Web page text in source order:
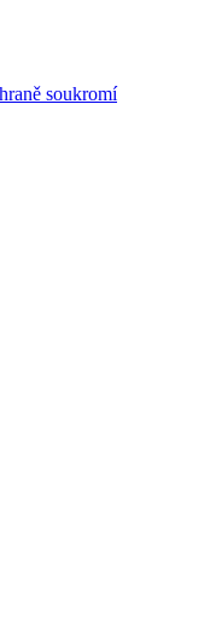
soukromí